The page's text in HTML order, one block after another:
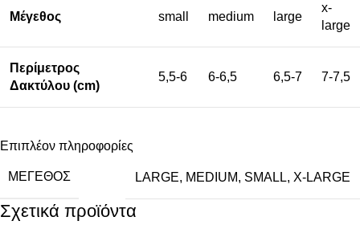
Μέγεθος small medium large
x-
large
Περίμετρος
Δακτύλου (cm)
5,5-6 6-6,5 6,5-7 7-7,5
Επιπλέον πληροφορίες
ΜΈΓΕΘΟΣ LARGE, MEDIUM, SMALL, X-LARGE
Σχετικά προϊόντα